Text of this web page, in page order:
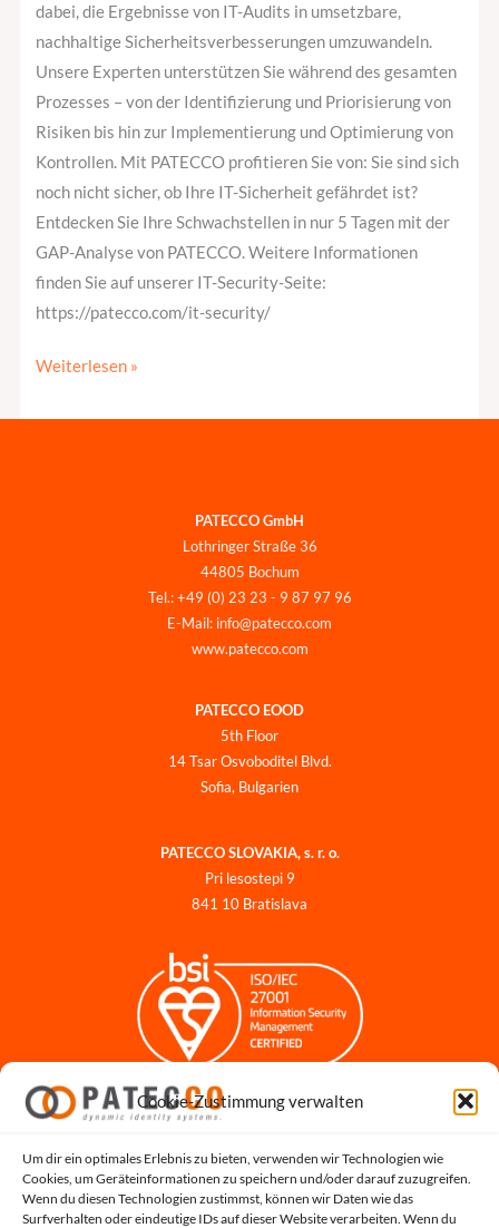
Cookie-Zustimmung verwalten
Um dir ein optimales Erlebnis zu bieten, verwenden wir Technologien wie
Cookies, um Geräteinformationen zu speichern und/oder darauf zuzugreifen.
Wenn du diesen Technologien zustimmst, können wir Daten wie das
Surfverhalten oder eindeutige IDs auf dieser Website verarbeiten. Wenn du
dabei, die Ergebnisse von IT-Audits in umsetzbare,
nachhaltige Sicherheitsverbesserungen umzuwandeln.
Unsere Experten unterstützen Sie während des gesamten
Prozesses – von der Identifizierung und Priorisierung von
Risiken bis hin zur Implementierung und Optimierung von
Kontrollen. Mit PATECCO profitieren Sie von: Sie sind sich
noch nicht sicher, ob Ihre IT-Sicherheit gefährdet ist?
Entdecken Sie Ihre Schwachstellen in nur 5 Tagen mit der
GAP-Analyse von PATECCO. Weitere Informationen
finden Sie auf unserer IT-Security-Seite:
https://patecco.com/it-security/
Weiterlesen »
PATECCO GmbH
Lothringer Straße 36
44805 Bochum
Tel.: +49 (0) 23 23 - 9 87 97 96
E-Mail: info@patecco.com
www.patecco.com
PATECCO EOOD
5th Floor
14 Tsar Osvoboditel Blvd.
Sofia, Bulgarien
PATECCO SLOVAKIA, s. r. o.
Pri lesostepi 9
841 10 Bratislava
Impressum
Datenschutz für Bewerbungen
Cookie-Richtlinie
Hinweisgeber-Portal